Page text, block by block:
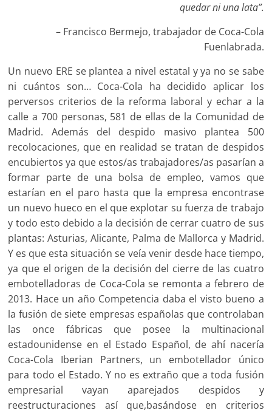
quedar ni una lata”.
– Francisco Bermejo, trabajador de Coca-Cola
Fuenlabrada.
Un nuevo ERE se plantea a nivel estatal y ya no se sabe
ni cuántos son… Coca-Cola ha decidido aplicar los
perversos criterios de la reforma laboral y echar a la
calle a 700 personas, 581 de ellas de la Comunidad de
Madrid. Además del despido masivo plantea 500
recolocaciones, que en realidad se tratan de despidos
encubiertos ya que estos/as trabajadores/as pasarían a
formar parte de una bolsa de empleo, vamos que
estarían en el paro hasta que la empresa encontrase
un nuevo hueco en el que explotar su fuerza de trabajo
y todo esto debido a la decisión de cerrar cuatro de sus
plantas: Asturias, Alicante, Palma de Mallorca y Madrid.
Y es que esta situación se veía venir desde hace tiempo,
ya que el origen de la decisión del cierre de las cuatro
embotelladoras de Coca-Cola se remonta a febrero de
2013. Hace un año Competencia daba el visto bueno a
la fusión de siete empresas españolas que controlaban
las once fábricas que posee la multinacional
estadounidense en el Estado Español, de ahí nacería
Coca-Cola Iberian Partners, un embotellador único
para todo el Estado. Y no es extraño que a toda fusión
empresarial vayan aparejados despidos y
reestructuraciones así que,basándose en criterios